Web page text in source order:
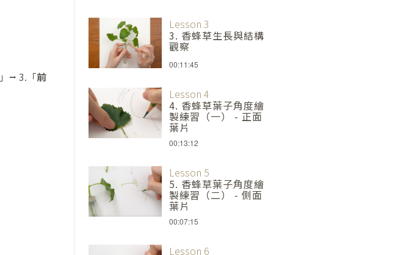
」⭢ 3.「前
Lesson 3
3. 香蜂草生長與結構
觀察
00:11:45
Lesson 4
4. 香蜂草葉子角度繪
製練習（一） - 正面
葉片
00:13:12
Lesson 5
5. 香蜂草葉子角度繪
製練習（二） - 側面
葉片
00:07:15
Lesson 6